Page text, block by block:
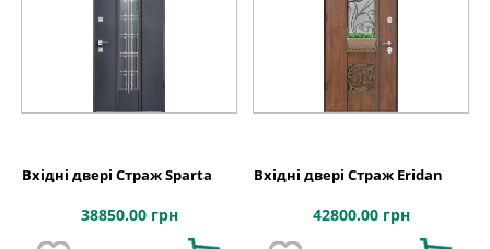
Вхідні двері Страж Sparta
38850.00 грн
Вхідні двері Страж Eridan
42800.00 грн